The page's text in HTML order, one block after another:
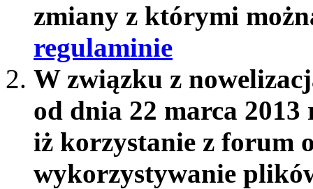
zmiany z którymi
regulaminie
W związku z
od dnia 22 marca
iż korzystanie z forum
wykorzystywanie